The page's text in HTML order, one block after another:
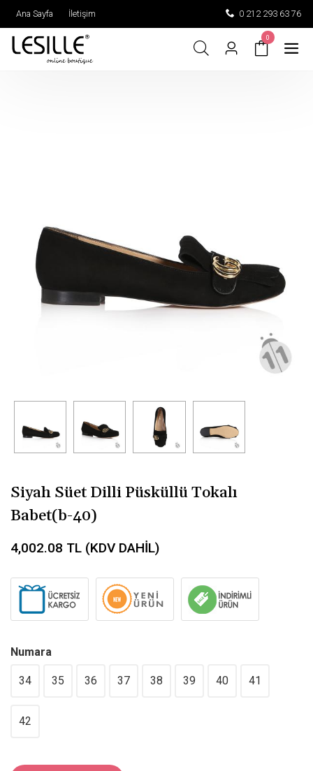
Ana Sayfa İletişim 0 212 293 63 76
0
Siyah Süet Dilli Püsküllü Tokalı
Babet(b-40)
4,002.08 TL (KDV DAHİL)
Numara
34 35 36 37 38 39 40 41
42